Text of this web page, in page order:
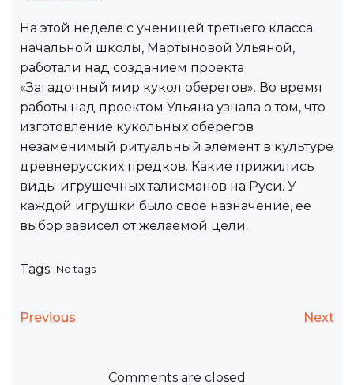
На этой неделе с ученицей третьего класса
начальной школы, Мартыновой Ульяной,
работали над созданием проекта
«Загадочный мир кукол оберегов». Во время
работы над проектом Ульяна узнала о том, что
изготовление кукольных оберегов
незаменимый ритуальный элемент в культуре
древнерусских предков. Какие прижились
виды игрушечных талисманов на Руси. У
каждой игрушки было свое назначение, ее
выбор зависел от желаемой цели.
Tags: No tags
Previous Next
Comments are closed